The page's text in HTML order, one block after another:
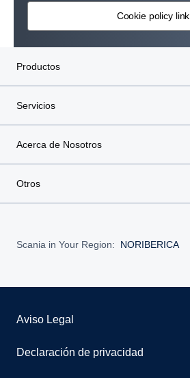
Cookie policy link
Productos
Servicios
Acerca de Nosotros
Otros
Scania in Your Region: NORIBERICA
Aviso Legal
Declaración de privacidad